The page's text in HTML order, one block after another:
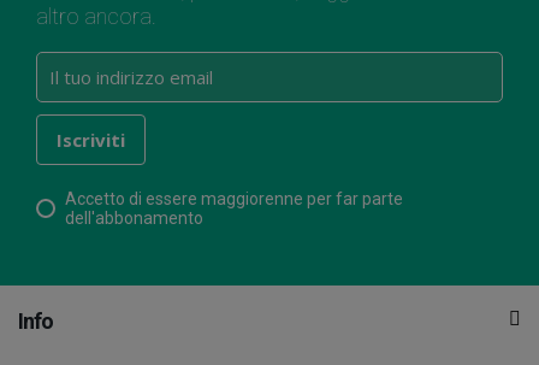
altro ancora.
Accetto di essere maggiorenne per far parte
dell'abbonamento
Info